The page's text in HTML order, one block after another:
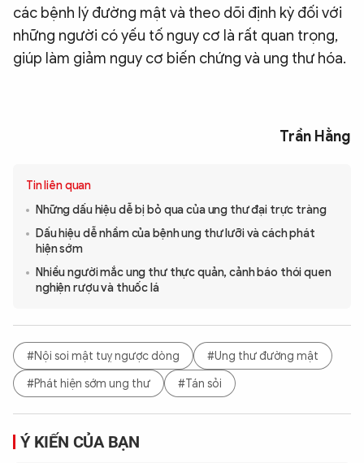
các bệnh lý đường mật và theo dõi định kỳ đối với
những người có yếu tố nguy cơ là rất quan trọng,
giúp làm giảm nguy cơ biến chứng và ung thư hóa.
Trần Hằng
Tin liên quan
Những dấu hiệu dễ bị bỏ qua của ung thư đại trực tràng
Dấu hiệu dễ nhầm của bệnh ung thư lưỡi và cách phát
hiện sớm
Nhiều người mắc ung thư thực quản, cảnh báo thói quen
nghiện rượu và thuốc lá
#Nội soi mật tuỵ ngược dòng
#Ung thư đường mật
#Phát hiện sớm ung thư
#Tán sỏi
Ý KIẾN CỦA BẠN